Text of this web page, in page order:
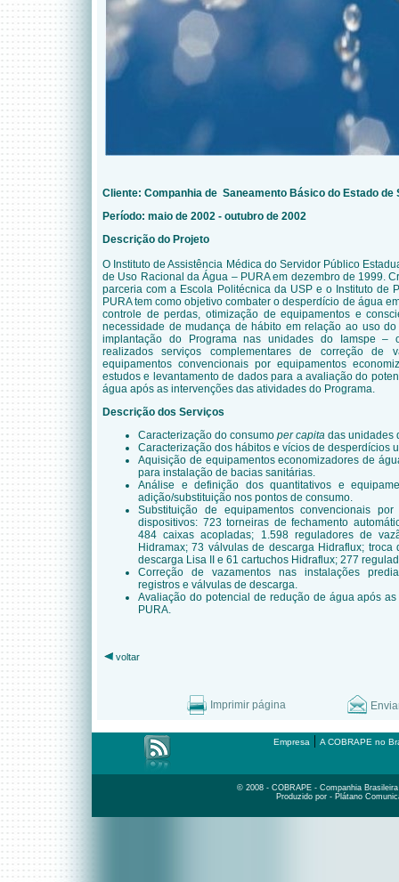
Cliente: Companhia de Saneamento Básico do Estado de
Período: maio de 2002 - outubro de 2002
Descrição do Projeto
O Instituto de Assistência Médica do Servidor Público
de Uso Racional da Água – PURA em dezembro de 1999.
parceria com a Escola Politécnica da USP e o Instituto de
PURA tem como objetivo combater o desperdício de água
controle de perdas, otimização de equipamentos e
necessidade de mudança de hábito em relação ao uso
implantação do Programa nas unidades do Iamspe –
realizados serviços complementares de correção de
equipamentos convencionais por equipamentos
estudos e levantamento de dados para a avaliação do
água após as intervenções das atividades do Programa.
Descrição dos Serviços
Caracterização do consumo per capita das unidades
Caracterização dos hábitos e vícios de desperdícios
Aquisição de equipamentos economizadores de
para instalação de bacias sanitárias.
Análise e definição dos quantitativos e
adição/substituição nos pontos de consumo.
Substituição de equipamentos convencionais
dispositivos: 723 torneiras de fechamento
484 caixas acopladas; 1.598 reguladores de
Hidramax; 73 válvulas de descarga Hidraflux;
descarga Lisa II e 61 cartuchos Hidraflux; 277
Correção de vazamentos nas instalações
registros e válvulas de descarga.
Avaliação do potencial de redução de água após
PURA.
voltar
Imprimir página
Empresa | A COBRAPE no
© 2008 - COBRAPE - Companhia
Produzido por - Plátano